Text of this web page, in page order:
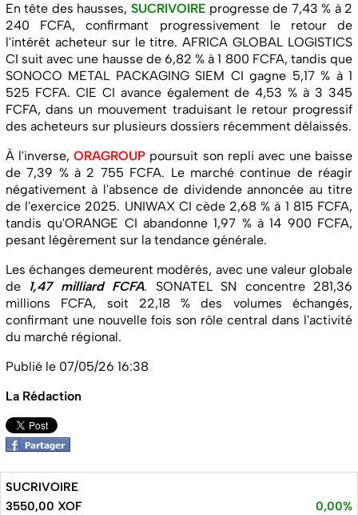
En tête des hausses, SUCRIVOIRE progresse de 7,43 % à 2
240 FCFA, confirmant progressivement le retour de
l'intérêt acheteur sur le titre. AFRICA GLOBAL LOGISTICS
CI suit avec une hausse de 6,82 % à 1 800 FCFA, tandis que
SONOCO METAL PACKAGING SIEM CI gagne 5,17 % à 1
525 FCFA. CIE CI avance également de 4,53 % à 3 345
FCFA, dans un mouvement traduisant le retour progressif
des acheteurs sur plusieurs dossiers récemment délaissés.
À l'inverse,ORAGROUP poursuit son repli avec une baisse
de 7,39 % à 2 755 FCFA. Le marché continue de réagir
négativement à l'absence de dividende annoncée au titre
de l'exercice 2025. UNIWAX CI cède 2,68 % à 1 815 FCFA,
tandis qu'ORANGE CI abandonne 1,97 % à 14 900 FCFA,
pesant légèrement sur la tendance générale.
Les échanges demeurent modérés, avec une valeur globale
de 1,47 milliard FCFA. SONATEL SN concentre 281,36
millions FCFA, soit 22,18 % des volumes échangés,
confirmant une nouvelle fois son rôle central dans l'activité
du marché régional.
Publié le 07/05/26 16:38
La Rédaction
SUCRIVOIRE
3550,00 XOF
0,00%